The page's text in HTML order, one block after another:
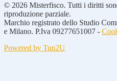
© 2026 Misterfisco. Tutti i diritti
riproduzione parziale.
Marchio registrato dello Studio
e Milano. P.Iva 09277651007 -
Powered by Tun2U